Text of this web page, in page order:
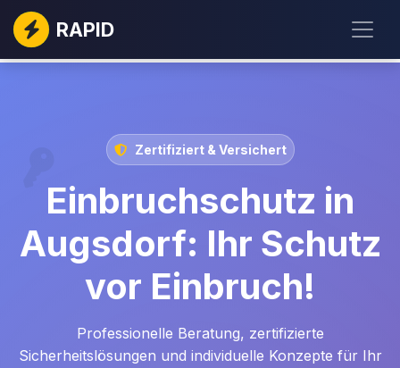
RAPID
Zertifiziert & Versichert
Einbruchschutz in
Augsdorf: Ihr Schutz
vor Einbruch!
Professionelle Beratung, zertifizierte
Sicherheitslösungen und individuelle Konzepte für Ihr